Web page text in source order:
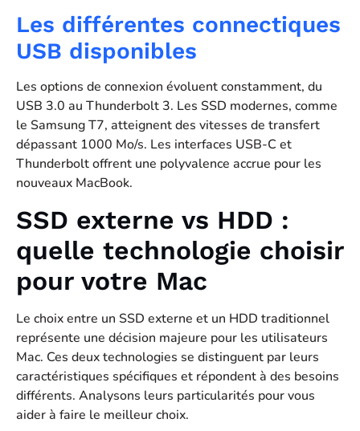
Les différentes connectiques
USB disponibles
Les options de connexion évoluent constamment, du
USB 3.0 au Thunderbolt 3. Les SSD modernes, comme
le Samsung T7, atteignent des vitesses de transfert
dépassant 1000 Mo/s. Les interfaces USB-C et
Thunderbolt offrent une polyvalence accrue pour les
nouveaux MacBook.
SSD externe vs HDD :
quelle technologie choisir
pour votre Mac
Le choix entre un SSD externe et un HDD traditionnel
représente une décision majeure pour les utilisateurs
Mac. Ces deux technologies se distinguent par leurs
caractéristiques spécifiques et répondent à des besoins
différents. Analysons leurs particularités pour vous
aider à faire le meilleur choix.